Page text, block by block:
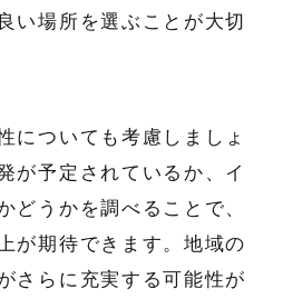
い場所を選ぶことが大切
についても考慮しましょ
が予定されているか、イ
どうかを調べることで、
が期待できます。地域の
さらに充実する可能性が